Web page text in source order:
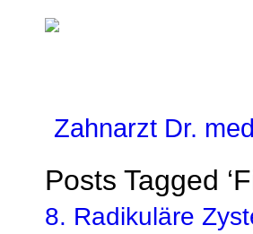
Zahnarzt Dr.
Posts Tagged
8. Radikuläre